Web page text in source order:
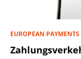
EUROPEAN